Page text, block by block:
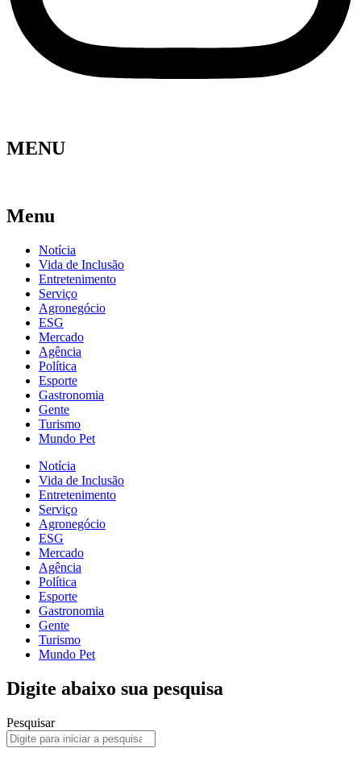
MENU
Menu
Notícia
Vida de Inclusão
Entretenimento
Serviço
Agronegócio
ESG
Mercado
Agência
Política
Esporte
Gastronomia
Gente
Turismo
Mundo Pet
Notícia
Vida de Inclusão
Entretenimento
Serviço
Agronegócio
ESG
Mercado
Agência
Política
Esporte
Gastronomia
Gente
Turismo
Mundo Pet
Digite abaixo sua pesquisa
Pesquisar